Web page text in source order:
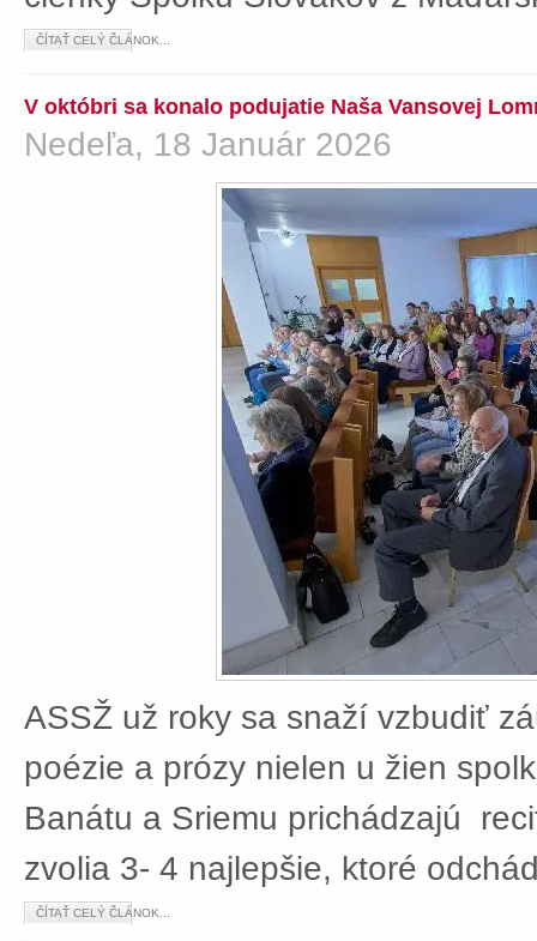
ČÍTAŤ CELÝ ČLÁNOK...
V októbri sa konalo podujatie Naša Vansovej
Nedeľa, 18 Január 2026
ASSŽ už roky sa snaží vzbudiť
poézie a prózy nielen u žien
Banátu a Sriemu prichádzajú
zvolia 3- 4 najlepšie, ktoré
ČÍTAŤ CELÝ ČLÁNOK...